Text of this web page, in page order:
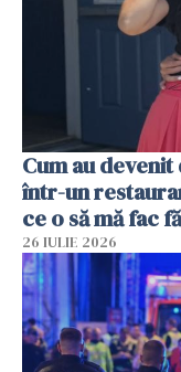
Cum au
într-un
ce o să mă fac
26 IULIE 2026